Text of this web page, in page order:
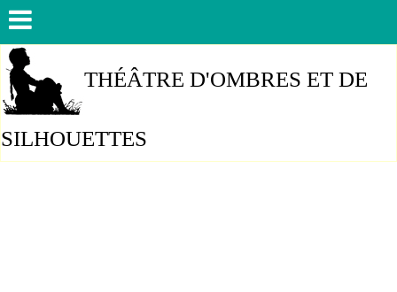
THÉÂTRE D'OMBRES ET DE
SILHOUETTES